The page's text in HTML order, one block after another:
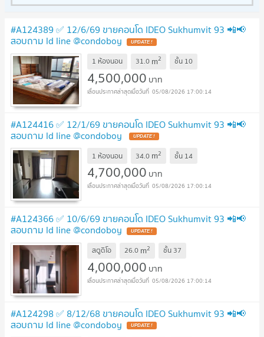
#A124389 ✅ 12/6/69 ขายคอนโด IDEO Sukhumvit 93 📲📢
สอบถาม ld line @condoboy
1 ห้องนอน 31.0 m2 ชั้น 10
4,500,000 บาท
05/08/2026 17:00:14
#A124416 ✅ 12/1/69 ขายคอนโด IDEO Sukhumvit 93 📲📢
สอบถาม ld line @condoboy
1 ห้องนอน 34.0 m2 ชั้น 14
4,700,000 บาท
05/08/2026 17:00:14
#A124366 ✅ 10/6/69 ขายคอนโด IDEO Sukhumvit 93 📲📢
สอบถาม ld line @condoboy
สตูดิโอ 26.0 m2 ชั้น 37
4,000,000 บาท
05/08/2026 17:00:14
#A124298 ✅ 8/12/68 ขายคอนโด IDEO Sukhumvit 93 📲📢
สอบถาม ld line @condoboy